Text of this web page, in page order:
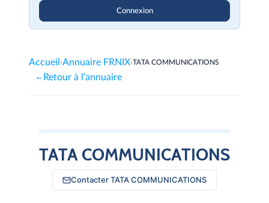
Connexion
Accueil ›Annuaire FRNIX›TATA COMMUNICATIONS
← Retour à l’annuaire
TATA COMMUNICATIONS
Contacter TATA COMMUNICATIONS